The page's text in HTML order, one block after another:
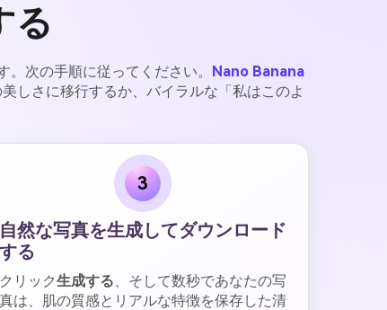
る
次の手順に従ってください。 Nano Banana
しさに移行するか、バイラルな「私はこのよ
3
自然な写真を生成してダウンロード
する
クリック生成する、そして数秒であなたの写
真は、肌の質感とリアルな特徴を保存した清